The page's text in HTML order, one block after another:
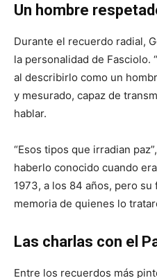
Un hombre
Durante el recuerdo radial,
la personalidad de Fasciolo.
al describirlo como un
y mesurado, capaz de
hablar.
“Esos tipos que irradian
haberlo conocido cuando
1973, a los 84 años, pero
memoria de quienes lo
Las charlas con el
Entre los recuerdos más